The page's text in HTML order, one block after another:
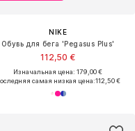
NIKE
Обувь для бега 'Pegasus Plus'
112,50 €
Изначальная цена: 179,00 €
самая низкая цена:112,50 €